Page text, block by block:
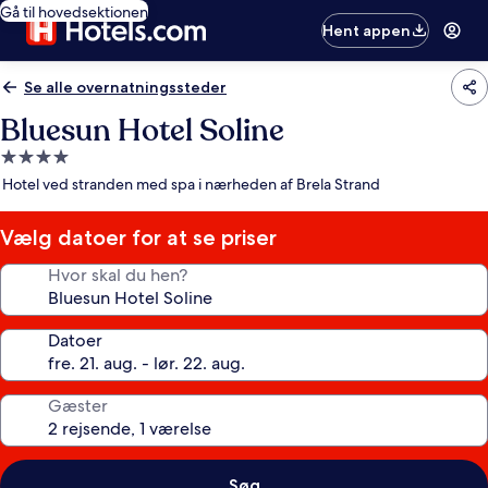
Gå til hovedsektionen
Hent appen
Se alle overnatningssteder
Bluesun Hotel Soline
4.0-
stjernet
Hotel ved stranden med spa i nærheden af Brela Strand
Vælg datoer for at se priser
Hvor skal du hen?
Datoer
Gæster